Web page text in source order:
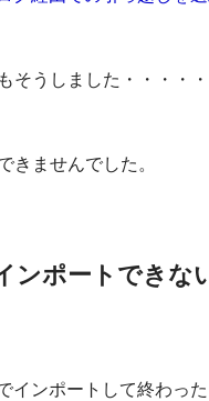
そうしました・・・・・
きませんでした。
ンポートできな
インポートして終わった